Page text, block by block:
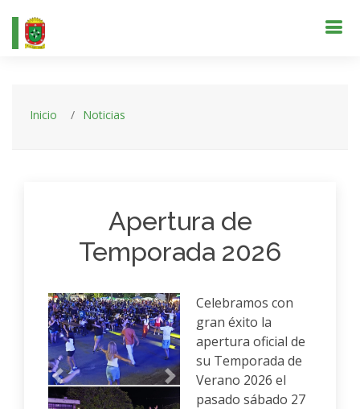
Inicio Noticias
Apertura de
Temporada 2026
Anterior Siguiente
Celebramos con
gran éxito la
apertura oficial de
su Temporada de
Verano 2026 el
pasado sábado 27